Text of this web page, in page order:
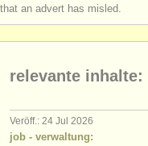
kontakt
rss feeds
that an advert has misled.
relevante inhalte:
Veröff.: 24 Jul 2026
job - verwaltung: